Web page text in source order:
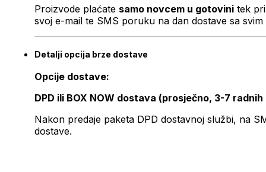
Proizvode plaćate samo novcem u gotovini tek
svoj e-mail te SMS poruku na dan dostave sa svim
Detalji opcija brze dostave
Opcije dostave:
DPD ili BOX NOW dostava (prosječno, 3-7 radnih
Nakon predaje paketa DPD dostavnoj službi, na
dostave.